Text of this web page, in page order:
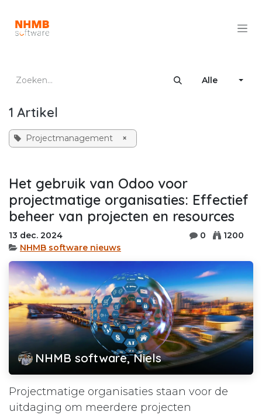
Alle
1 Artikel
Projectmanagement ×
Het gebruik van Odoo voor
projectmatige organisaties: Effectief
beheer van projecten en resources
13 dec. 2024 0
1200
NHMB software nieuws
NHMB software, Niels
Projectmatige organisaties staan voor de
uitdaging om meerdere projecten